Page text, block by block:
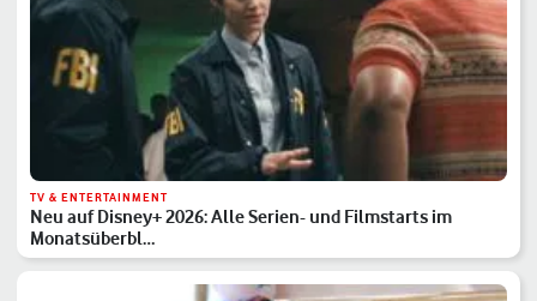
TV & ENTERTAINMENT
Neu auf Disney+ 2026: Alle Serien- und Filmstarts im
Monatsüberbl…